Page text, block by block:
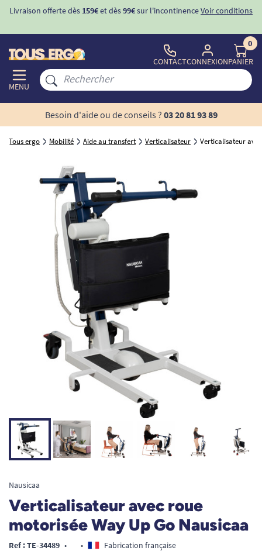
Livraison offerte dès 159€et dès99€sur l'incontinenceVoir conditions
MENU
CONTACTCONNEXION
0
PANIER
Besoin d'aide ou de conseils ? 03 20 81 93 89
Tous ergo Mobilité Aide au transfert Verticalisateur Verticalisateur
Nausicaa
Verticalisateur avec roue
motorisée Way Up Go Nausicaa
Ref : TE-34489 • • Fabrication française